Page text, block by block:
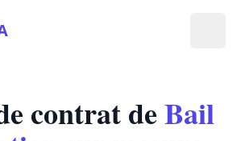
contrat deBail